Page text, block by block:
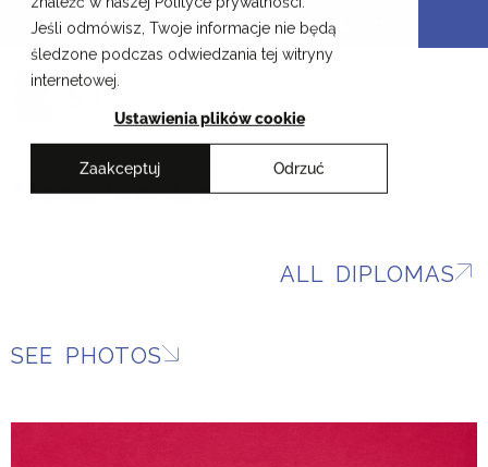
Jeśli odmówisz, Twoje informacje nie będą
śledzone podczas odwiedzania tej witryny
internetowej.
Ustawienia plików cookie
Zaakceptuj Odrzuć
Skip
content
Cracow School of Art & Fashion Design
PL
Maria Szreder
ALL DIPLOMAS
SEE PHOTOS